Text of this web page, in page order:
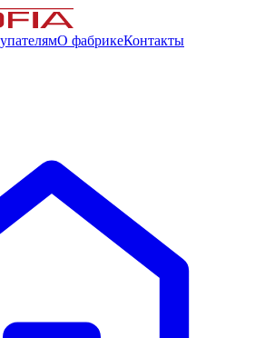
О фабрикеКонтакты